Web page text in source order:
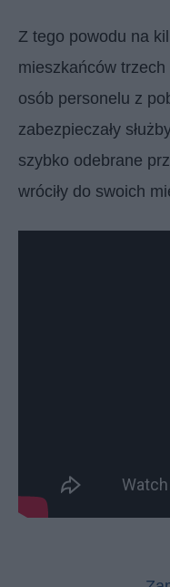
Z tego powodu na
mieszkańców
osób personelu z
zabezpieczały
szybko odebrane
wróciły do swoich